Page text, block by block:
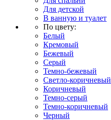
Для детской
В ванную и туалет
По цвету:
Белый
Кремовый
Бежевый
Серый
Темно-бежевый
Светло-коричневый
Коричневый
Темно-серый
Темно-коричневый
Черный